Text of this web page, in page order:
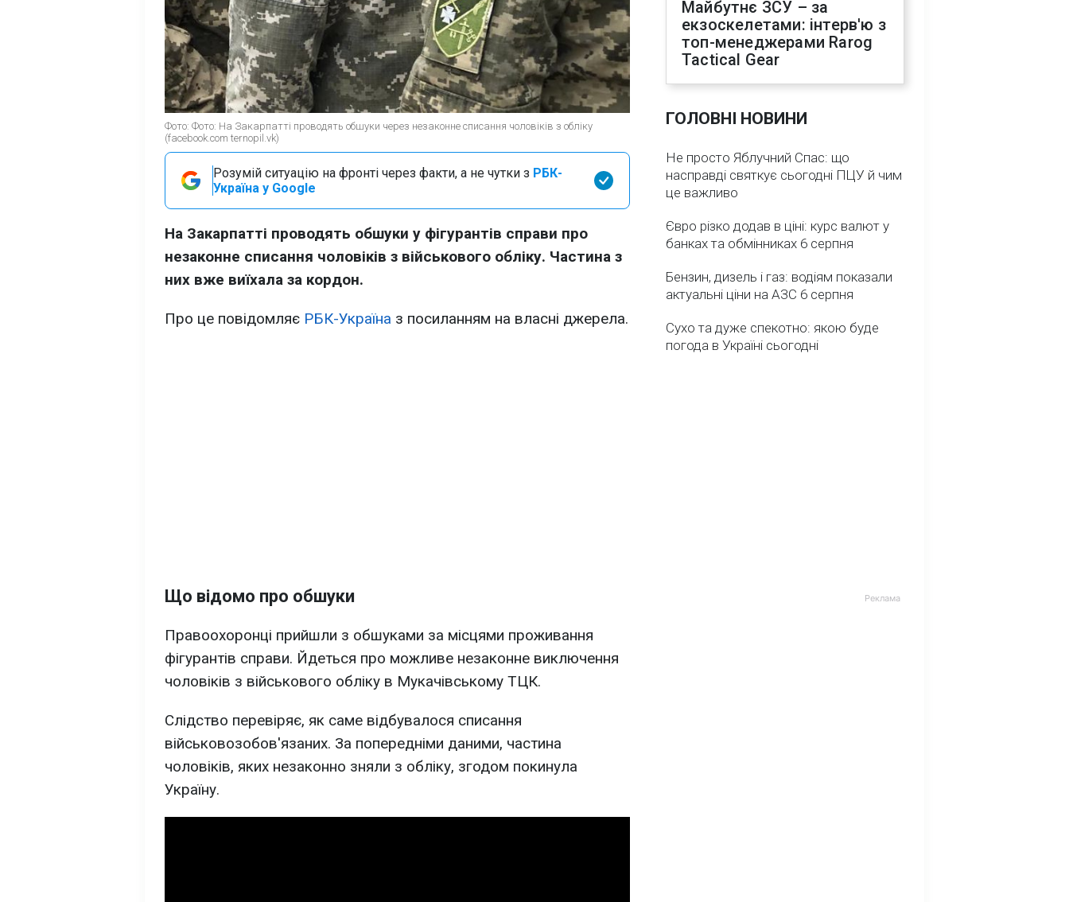
Фото: Фото: На Закарпатті проводять обшуки через незаконне списання чоловіків з обліку
(facebook.com ternopil.vk)
Розумій ситуацію на фронті через факти, а не чутки з РБК-
Україна у Google
На Закарпатті проводять обшуки у фігурантів справи про
незаконне списання чоловіків з військового обліку. Частина з
них вже виїхала за кордон.
Про це повідомляє РБК-Україна з посиланням на власні джерела.
Що відомо про обшуки
Правоохоронці прийшли з обшуками за місцями проживання
фігурантів справи. Йдеться про можливе незаконне виключення
чоловіків з військового обліку в Мукачівському ТЦК.
Слідство перевіряє, як саме відбувалося списання
військовозобов'язаних. За попередніми даними, частина
чоловіків, яких незаконно зняли з обліку, згодом покинула
Україну.
Майбутнє ЗСУ – за
екзоскелетами: інтерв'ю з
топ-менеджерами Rarog
Tactical Gear
ГОЛОВНІ НОВИНИ
Не просто Яблучний Спас: що
насправді святкує сьогодні ПЦУ й чим
це важливо
Євро різко додав в ціні: курс валют у
банках та обмінниках 6 серпня
Бензин, дизель і газ: водіям показали
актуальні ціни на АЗС 6 серпня
Сухо та дуже спекотно: якою буде
погода в Україні сьогодні